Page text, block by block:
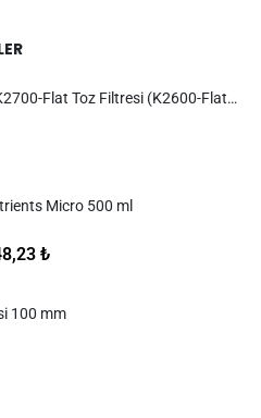
Prima Klima K2700-Flat Toz Filtresi (K2600-Flat Filtreler)
Micro 500 ml
₺
100 mm